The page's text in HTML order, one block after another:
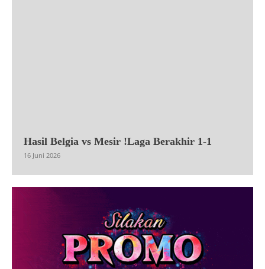
Hasil Belgia vs Mesir !Laga Berakhir 1-1
16 Juni 2026